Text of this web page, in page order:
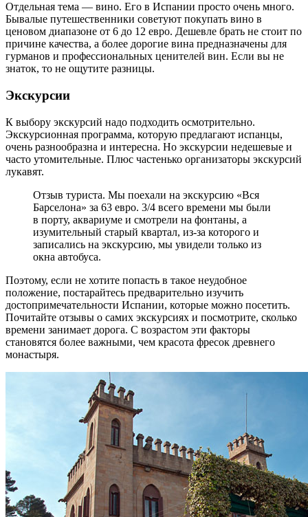
Отдельная тема — вино. Его в Испании просто очень много.
Бывалые путешественники советуют покупать вино в
ценовом диапазоне от 6 до 12 евро. Дешевле брать не стоит по
причине качества, а более дорогие вина предназначены для
гурманов и профессиональных ценителей вин. Если вы не
знаток, то не ощутите разницы.
Экскурсии
К выбору экскурсий надо подходить осмотрительно.
Экскурсионная программа, которую предлагают испанцы,
очень разнообразна и интересна. Но экскурсии недешевые и
часто утомительные. Плюс частенько организаторы экскурсий
лукавят.
Отзыв туриста. Мы поехали на экскурсию «Вся
Барселона» за 63 евро. 3/4 всего времени мы были
в порту, аквариуме и смотрели на фонтаны, а
изумительный старый квартал, из-за которого и
записались на экскурсию, мы увидели только из
окна автобуса.
Поэтому, если не хотите попасть в такое неудобное
положение, постарайтесь предварительно изучить
достопримечательности Испании, которые можно посетить.
Почитайте отзывы о самих экскурсиях и посмотрите, сколько
времени занимает дорога. С возрастом эти факторы
становятся более важными, чем красота фресок древнего
монастыря.